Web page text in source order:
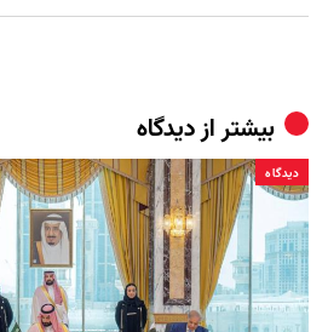
بیشتر ازدیدگاه
دیدگاه